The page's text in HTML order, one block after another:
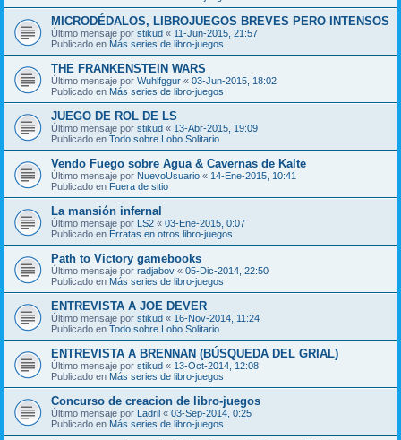
MICRODÉDALOS, LIBROJUEGOS BREVES PERO INTENSOS
Último mensaje por stikud « 11-Jun-2015, 21:57
Publicado en Más series de libro-juegos
THE FRANKENSTEIN WARS
Último mensaje por Wuhlfggur « 03-Jun-2015, 18:02
Publicado en Más series de libro-juegos
JUEGO DE ROL DE LS
Último mensaje por stikud « 13-Abr-2015, 19:09
Publicado en Todo sobre Lobo Solitario
Vendo Fuego sobre Agua & Cavernas de Kalte
Último mensaje por NuevoUsuario « 14-Ene-2015, 10:41
Publicado en Fuera de sitio
La mansión infernal
Último mensaje por LS2 « 03-Ene-2015, 0:07
Publicado en Erratas en otros libro-juegos
Path to Victory gamebooks
Último mensaje por radjabov « 05-Dic-2014, 22:50
Publicado en Más series de libro-juegos
ENTREVISTA A JOE DEVER
Último mensaje por stikud « 16-Nov-2014, 11:24
Publicado en Todo sobre Lobo Solitario
ENTREVISTA A BRENNAN (BÚSQUEDA DEL GRIAL)
Último mensaje por stikud « 13-Oct-2014, 12:08
Publicado en Más series de libro-juegos
Concurso de creacion de libro-juegos
Último mensaje por Ladril « 03-Sep-2014, 0:25
Publicado en Más series de libro-juegos